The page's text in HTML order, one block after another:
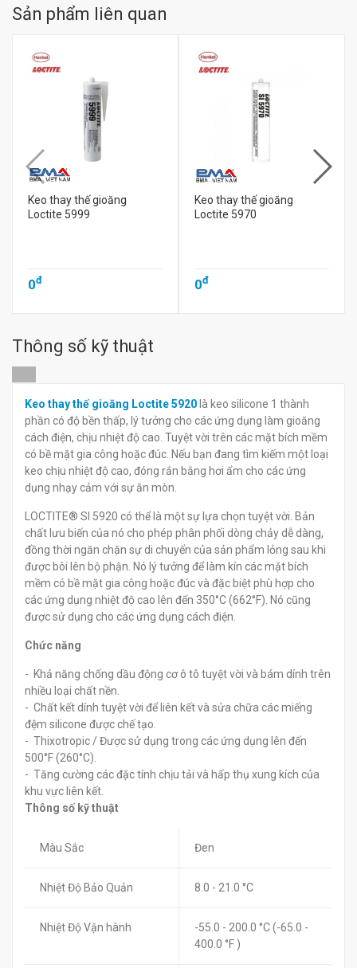
Sản phẩm liên quan
Keo thay thế gioăng
Loctite 5999
0đ
Keo thay thế gioăng
Loctite 5970
0đ
Thông số kỹ thuật
Keo thay thế gioăng Loctite 5920 là keo silicone 1 thành
phần có độ bền thấp, lý tưởng cho các ứng dụng làm gioăng
cách điện, chịu nhiệt độ cao. Tuyệt vời trên các mặt bích mềm
có bề mặt gia công hoặc đúc. Nếu bạn đang tìm kiếm một loại
keo chịu nhiệt độ cao, đóng rắn bằng hơi ẩm cho các ứng
dụng nhạy cảm với sự ăn mòn.
LOCTITE® SI 5920 có thể là một sự lựa chọn tuyệt vời. Bản
chất lưu biến của nó cho phép phân phối dòng chảy dễ dàng,
đồng thời ngăn chặn sự di chuyển của sản phẩm lỏng sau khi
được bôi lên bộ phận. Nó lý tưởng để làm kín các mặt bích
mềm có bề mặt gia công hoặc đúc và đặc biệt phù hợp cho
các ứng dụng nhiệt độ cao lên đến 350°C (662°F). Nó cũng
được sử dụng cho các ứng dụng cách điện.
Chức năng
- Khả năng chống dầu động cơ ô tô tuyệt vời và bám dính trên
nhiều loại chất nền.
- Chất kết dính tuyệt vời để liên kết và sửa chữa các miếng
đệm silicone được chế tạo.
- Thixotropic / Được sử dụng trong các ứng dụng lên đến
500°F (260°C).
- Tăng cường các đặc tính chịu tải và hấp thụ xung kích của
khu vực liên kết.
Thông số kỹ thuật
Màu Sắc Đen
Nhiệt Độ Bảo Quản 8.0 - 21.0 °C
Nhiệt Độ Vận hành
-55.0 - 200.0 °C (-65.0 -
400.0 °F )